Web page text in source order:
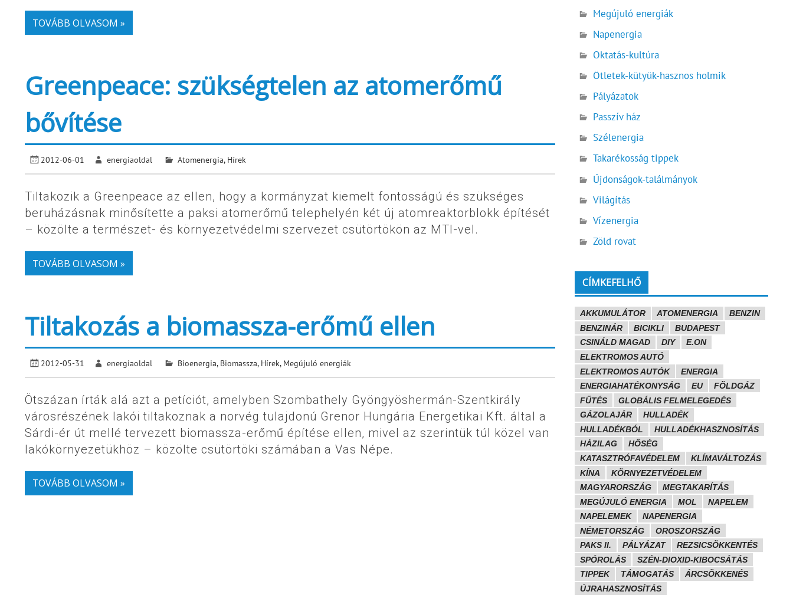
TOVÁBB OLVASOM »
Greenpeace: szükségtelen az atomerőmű
bővítése
2012-06-01 energiaoldal Atomenergia, Hírek
Tiltakozik a Greenpeace az ellen, hogy a kormányzat kiemelt fontosságú és szükséges
beruházásnak minősítette a paksi atomerőmű telephelyén két új atomreaktorblokk építését
– közölte a természet- és környezetvédelmi szervezet csütörtökön az MTI-vel.
TOVÁBB OLVASOM »
Tiltakozás a biomassza-erőmű ellen
2012-05-31 energiaoldal Bioenergia, Biomassza, Hírek, Megújuló energiák
Ötszázan írták alá azt a petíciót, amelyben Szombathely Gyöngyöshermán-Szentkirály
városrészének lakói tiltakoznak a norvég tulajdonú Grenor Hungária Energetikai Kft. által a
Sárdi-ér út mellé tervezett biomassza-erőmű építése ellen, mivel az szerintük túl közel van
lakókörnyezetükhöz – közölte csütörtöki számában a Vas Népe.
TOVÁBB OLVASOM »
Megújuló energiák
Napenergia
Oktatás-kultúra
Ötletek-kütyük-hasznos holmik
Pályázatok
Passzív ház
Szélenergia
Takarékosság tippek
Újdonságok-találmányok
Világítás
Vízenergia
Zöld rovat
CÍMKEFELHŐ
AKKUMULÁTOR ATOMENERGIA
BENZIN
BENZINÁR
BICIKLI
BUDAPEST
CSINÁLD MAGAD
DIY
E.ON
ELEKTROMOS AUTÓ
ELEKTROMOS AUTÓK
ENERGIA
ENERGIAHATÉKONYSÁG
EU
FÖLDGÁZ
FŰTÉS
GLOBÁLIS FELMELEGEDÉS
GÁZOLAJÁR
HULLADÉK
HULLADÉKBÓL
HULLADÉKHASZNOSÍTÁS
HÁZILAG
HŐSÉG
KATASZTRÓFAVÉDELEM
KLÍMAVÁLTOZÁS
KÍNA
KÖRNYEZETVÉDELEM
MAGYARORSZÁG
MEGTAKARÍTÁS
MEGÚJULÓ ENERGIA
MOL
NAPELEM
NAPELEMEK
NAPENERGIA
NÉMETORSZÁG
OROSZORSZÁG
PAKS II.
PÁLYÁZAT
REZSICSÖKKENTÉS
SPÓROLÁS
SZÉN-DIOXID-KIBOCSÁTÁS
TIPPEK
TÁMOGATÁS
ÁRCSÖKKENÉS
ÚJRAHASZNOSÍTÁS